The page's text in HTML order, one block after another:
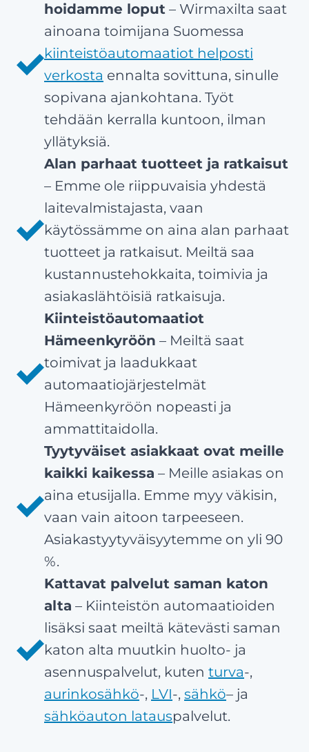
hoidamme loput – Wirmaxilta saat
ainoana toimijana Suomessa
kiinteistöautomaatiot helposti
verkosta ennalta sovittuna, sinulle
sopivana ajankohtana. Työt
tehdään kerralla kuntoon, ilman
yllätyksiä.
Alan parhaat tuotteet ja ratkaisut
– Emme ole riippuvaisia yhdestä
laitevalmistajasta, vaan
käytössämme on aina alan parhaat
tuotteet ja ratkaisut. Meiltä saa
kustannustehokkaita, toimivia ja
asiakaslähtöisiä ratkaisuja.
Kiinteistöautomaatiot
Hämeenkyröön – Meiltä saat
toimivat ja laadukkaat
automaatiojärjestelmät
Hämeenkyröön nopeasti ja
ammattitaidolla.
Tyytyväiset asiakkaat ovat meille
kaikki kaikessa – Meille asiakas on
aina etusijalla. Emme myy väkisin,
vaan vain aitoon tarpeeseen.
Asiakastyytyväisyytemme on yli 90
%.
Kattavat palvelut saman katon
alta – Kiinteistön automaatioiden
lisäksi saat meiltä kätevästi saman
katon alta muutkin huolto- ja
asennuspalvelut, kuten turva-,
aurinkosähkö-, LVI-, sähkö– ja
sähköauton latauspalvelut.